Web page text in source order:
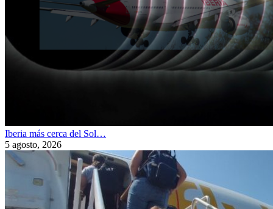
Iberia más cerca del Sol…
5 agosto, 2026